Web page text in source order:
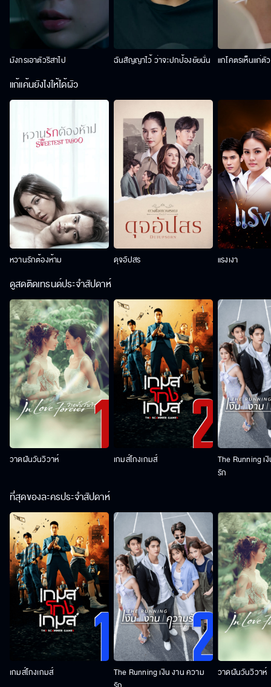
มังกรเอาตัวริสาไป ฉันสัญญาไว้ ว่าจะปกป้องยัยนั่น แกโคตรเห็นแก่ตั
แก้แค้นยังไงให้ได้ผัว
หวานรักต้องห้าม ดุจอัปสร แรงเงา
ดูสดติดเทรนด์ประจำสัปดาห์
วาดฝันวันวิวาห์ เกมส์โกงเกมส์
The Running เ
รัก
ที่สุดของละครประจำสัปดาห์
เกมส์โกงเกมส์
The Running เงิน งาน ความ
วาดฝันวันวิวาห์